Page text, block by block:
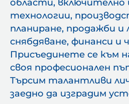
области, включително
технологии,
планиране, продажби и
снябдяване, финанси и
Присъединете се към
своя професионален
Търсим талантливи
заедно да изградим